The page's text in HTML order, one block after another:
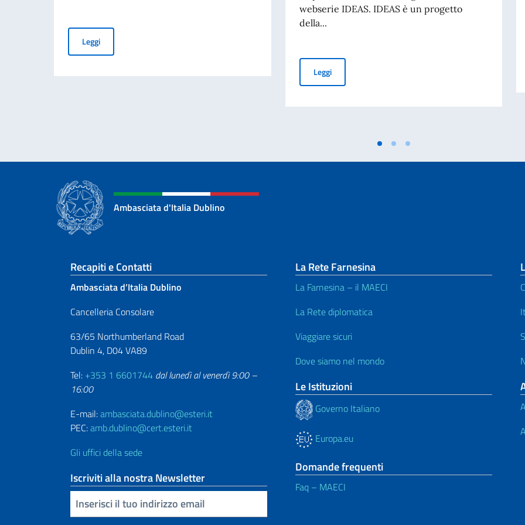
LeggiEvento "Bike Week Italy" - 14 Maggio 2023
webserie IDEAS. IDEAS è un progetto
della...
LeggiIDEAS. Cinque storie per raccontare l'Italia di oggi.
Ambasciata d'Italia Dublino
Sezione footer
Recapiti e Contatti
Ambasciata d’Italia Dublino
Cancelleria Consolare
63/65 Northumberland Road
Dublin 4, D04 VA89
Tel: +353 1 6601744 dal lunedì al venerdì 9:00 –
16:00
E-mail:ambasciata.dublino@esteri.it
PEC:amb.dublino@cert.esteri.it
Gli uffici della sede
Iscriviti alla nostra Newsletter
Inserisci la tua email
La Rete Farnesina
La Farnesina – il MAECI
La Rete diplomatica
Viaggiare sicuri
Dove siamo nel mondo
Le Istituzioni
Governo Italiano
Europa.eu
Domande frequenti
Faq – MAECI